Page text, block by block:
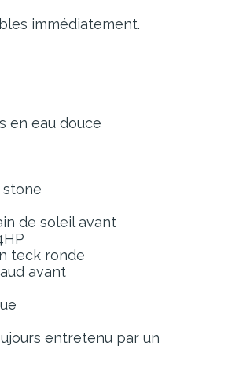
immédiatement.
en eau douce
stone
de soleil avant
teck ronde
avant
entretenu par un